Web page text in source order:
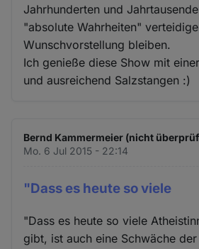
Jahrhunderten und
"absolute Wahrheiten"
Wunschvorstellung bleiben.
Ich genieße diese Show mit
und ausreichend Salzstangen :)
Bernd Kammermeier (nicht
Mo. 6 Jul 2015 - 22:14
"Dass es heute so viele
"Dass es heute so viele
gibt, ist auch eine Schwäche